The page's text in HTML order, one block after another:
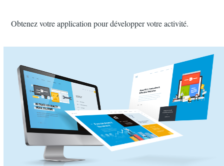
Intro
Obtenez votre application pour développer votre activité.